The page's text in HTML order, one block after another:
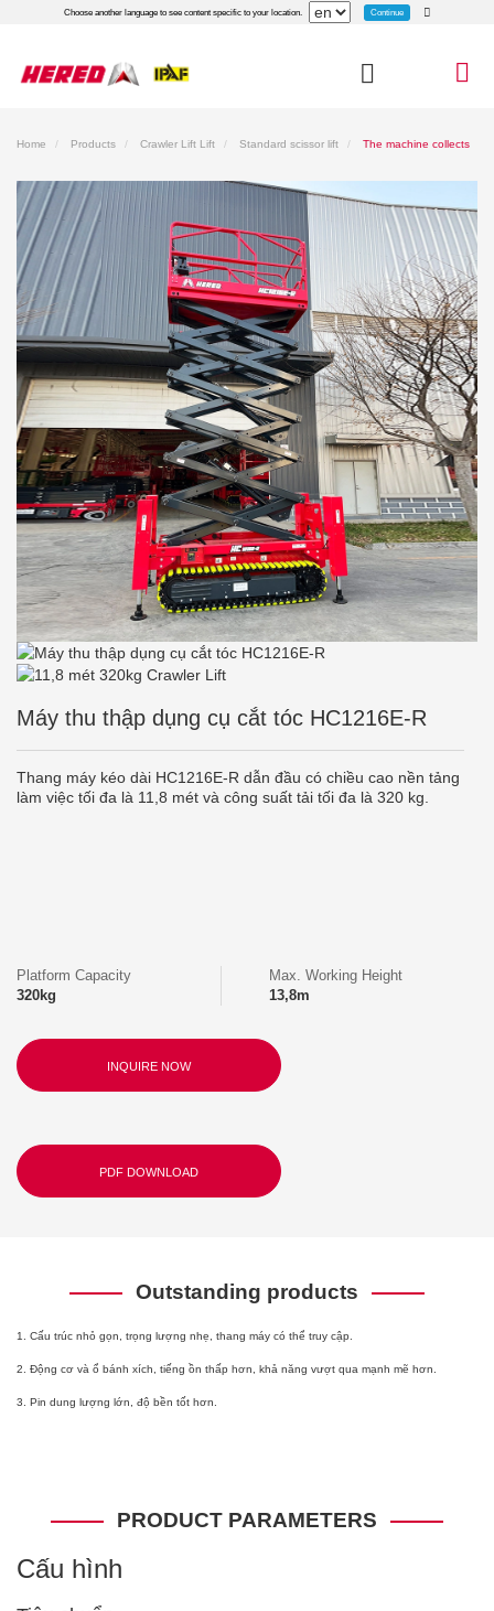
Choose another language to see content specific to your location. Continue
Home Products Crawler Lift Lift Standard scissor lift
barberted HC1216E-R
Máy thu thập dụng cụ cắt tóc HC1216E-R
Thang máy kéo dài HC1216E-R dẫn đầu có chiều cao nền tảng
làm việc tối đa là 11,8 mét và công suất tải tối đa là 320 kg.
Platform Capacity
320kg
Max. Working Height
13,8m
INQUIRE NOW
PDF DOWNLOAD
Outstanding products
1. Cấu trúc nhỏ gọn, trọng lượng nhẹ, thang máy có thể truy cập.
2. Động cơ và ổ bánh xích, tiếng ồn thấp hơn, khả năng vượt qua mạnh mẽ hơn.
3. Pin dung lượng lớn, độ bền tốt hơn.
PRODUCT PARAMETERS
Cấu hình